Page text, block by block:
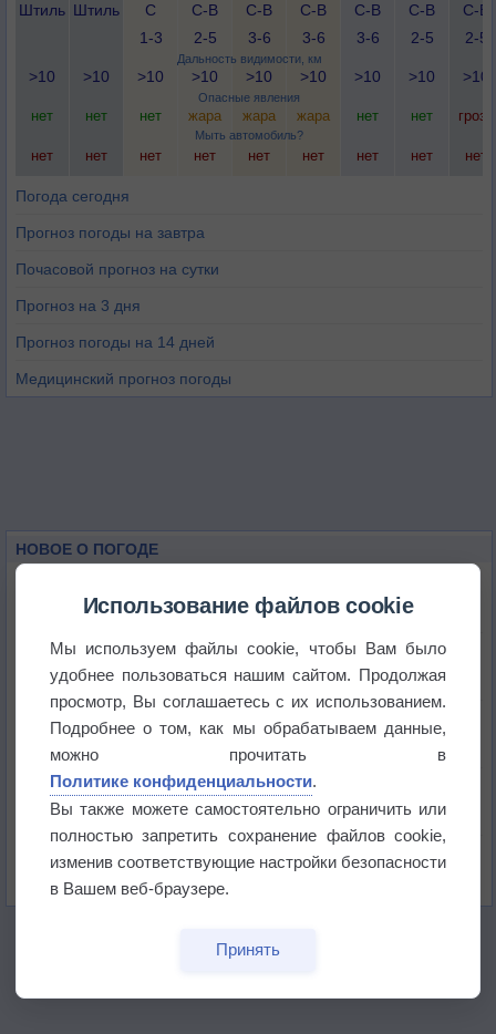
Дальность видимости, км
Опасные явления
Мыть автомобиль?
Штиль Штиль
С
1-3
С-В
2-5
С-В
3-6
С-В
3-6
С-В
3-6
С-В
2-5
С-В
2-5
>10 >10 >10 >10 >10 >10 >10 >10 >10
нет нет нет жара жара жара нет нет гроза
нет нет нет нет нет нет нет нет нет
Погода сегодня
Прогноз погоды на завтра
Почасовой прогноз на сутки
Прогноз на 3 дня
Прогноз погоды на 14 дней
Медицинский прогноз погоды
НОВОЕ О ПОГОДЕ
Приложение построит маршрут через тень
Атмосфера начала замерзать
В Приморье обнаружены морские волны тепла
бабочек
Использование файлов cookie
Мы используем файлы cookie, чтобы Вам было
удобнее пользоваться нашим сайтом. Продолжая
просмотр, Вы соглашаетесь с их использованием.
Подробнее о том, как мы обрабатываем данные,
можно прочитать в
Политике конфиденциальности.
Вы также можете самостоятельно ограничить или
полностью запретить сохранение файлов cookie,
изменив соответствующие настройки безопасности
в Вашем веб-браузере.
Принять